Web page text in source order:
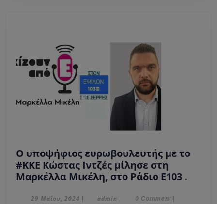
Ο υποψήφιος ευρωβουλευτής με το
#ΚΚΕ Κώστας Ιντζές μίλησε στη
Μαρκέλλα Μικέλη, στο Ράδιο Ε103 .
29 Μαΐου, 2024 29| admin admin
| 0 Comment |